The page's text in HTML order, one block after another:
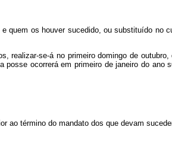
os houver sucedido, ou substituído no
realizar-se-á no primeiro domingo de
ocorrerá em primeiro de janeiro do ano
ao término do mandato dos que devam